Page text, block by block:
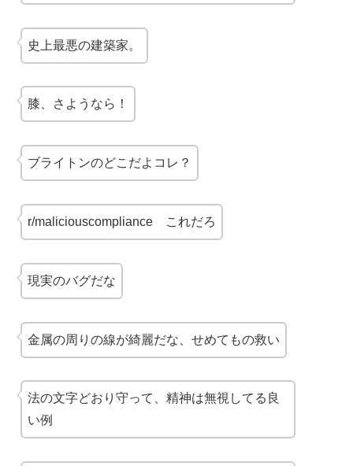
史上最悪の建築家。
膝、さようなら！
ブライトンのどこだよコレ？
r/maliciouscompliance これだろ
現実のバグだな
金属の周りの線が綺麗だな、せめてもの救い
法の文字どおり守って、精神は無視してる良
い例